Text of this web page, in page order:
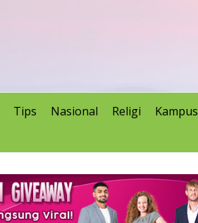
Tips Nasional Religi Kampus